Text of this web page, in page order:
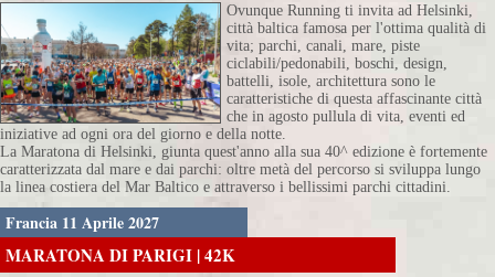
Ovunque Running ti invita ad Helsinki,
città baltica famosa per l'ottima qualità di
vita; parchi, canali, mare, piste
ciclabili/pedonabili, boschi, design,
battelli, isole, architettura sono le
caratteristiche di questa affascinante città
che in agosto pullula di vita, eventi ed
iniziative ad ogni ora del giorno e della notte.
La Maratona di Helsinki, giunta quest'anno alla sua 40^ edizione è fortemente
caratterizzata dal mare e dai parchi: oltre metà del percorso si sviluppa lungo
la linea costiera del Mar Baltico e attraverso i bellissimi parchi cittadini.
Francia 11 Aprile 2027
MARATONA DI PARIGI | 42K